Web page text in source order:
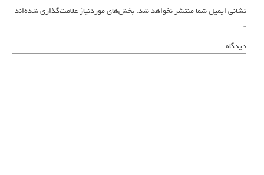
نشانی ایمیل شما منتشر نخواهد شد.بخش‌های موردنیاز علامت‌گذاری شده‌اند
*
دیدگاه